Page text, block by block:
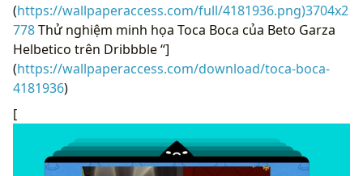
(https://wallpaperaccess.com/full/4181936.png)3704x2
778Thử nghiệm minh họa Toca Boca của Beto Garza
Helbetico trên Dribbble “]
(https://wallpaperaccess.com/download/toca-boca-
4181936)
[